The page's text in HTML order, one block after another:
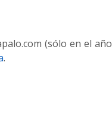
(sólo en el año
.